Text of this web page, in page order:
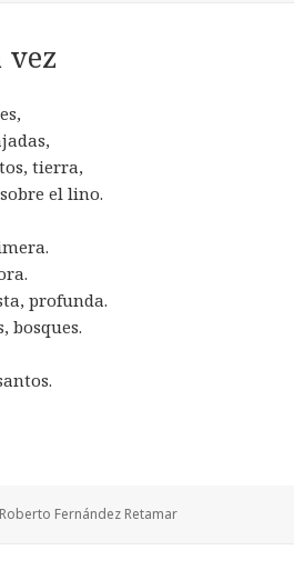
tierra,
el lino.
profunda.
bosques.
Etiquetas
Roberto Fernández Retamar